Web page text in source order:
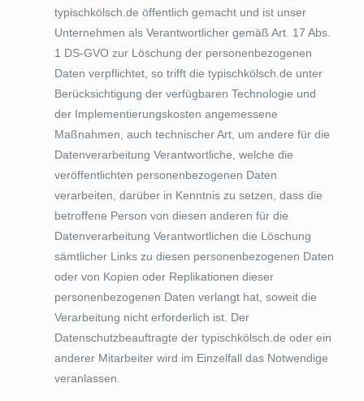
typischkölsch.de öffentlich gemacht und ist unser
Unternehmen als Verantwortlicher gemäß Art. 17 Abs.
1 DS-GVO zur Löschung der personenbezogenen
Daten verpflichtet, so trifft die typischkölsch.de unter
Berücksichtigung der verfügbaren Technologie und
der Implementierungskosten angemessene
Maßnahmen, auch technischer Art, um andere für die
Datenverarbeitung Verantwortliche, welche die
veröffentlichten personenbezogenen Daten
verarbeiten, darüber in Kenntnis zu setzen, dass die
betroffene Person von diesen anderen für die
Datenverarbeitung Verantwortlichen die Löschung
sämtlicher Links zu diesen personenbezogenen Daten
oder von Kopien oder Replikationen dieser
personenbezogenen Daten verlangt hat, soweit die
Verarbeitung nicht erforderlich ist. Der
Datenschutzbeauftragte der typischkölsch.de oder ein
anderer Mitarbeiter wird im Einzelfall das Notwendige
veranlassen.